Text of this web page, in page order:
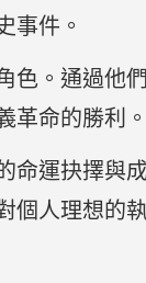
事件。
色。通過他
革命的勝利。
命運抉擇與
個人理想的